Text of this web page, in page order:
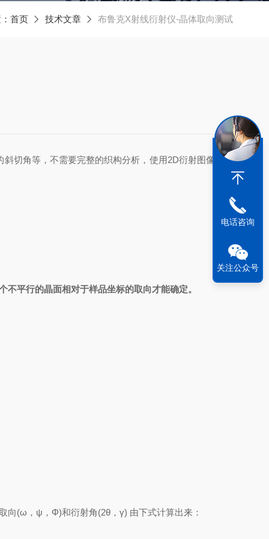
首页 技术文章 布鲁克X射线衍射仪-晶体取向测试
切角等，不需要完整的织构分析，使用2D衍射图像分析
不平行的晶面相对于样品坐标的取向才能确定。
向(ω，ψ，Φ)和衍射角(2θ，γ) 由下式计算出来：
电话咨询
关注公众号